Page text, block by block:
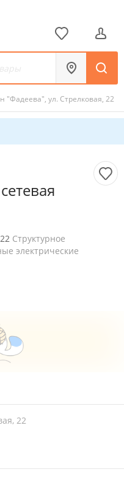
"Фадеева", ул. Стрелковая, 22
Структурное
электрические
22